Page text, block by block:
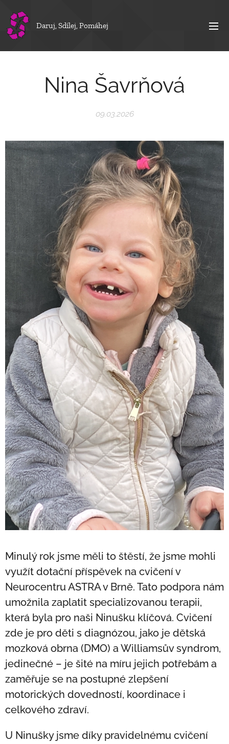
Daruj, Sdílej, Pomáhej
Nina Šavrňová
09.03.2026
Minulý rok jsme měli to štěstí, že jsme mohli
využít dotační příspěvek na cvičení v
Neurocentru ASTRA v Brně. Tato podpora nám
umožnila zaplatit specializovanou terapii,
která byla pro naši Ninušku klíčová. Cvičení
zde je pro děti s diagnózou, jako je dětská
mozková obrna (DMO) a Williamsův syndrom,
jedinečné – je šité na míru jejich potřebám a
zaměřuje se na postupné zlepšení
motorických dovedností, koordinace i
celkového zdraví.
U Ninušky jsme díky pravidelnému cvičení